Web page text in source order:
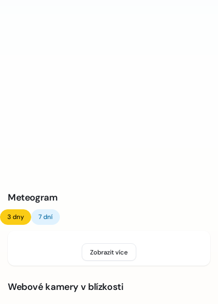
Meteogram
3 dny 7 dní
Zobrazit více
Webové kamery v blízkosti